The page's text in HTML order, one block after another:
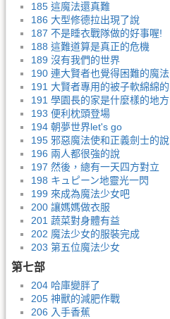
185 這魔法還真難
186 大型修德拉出現了說
187 不是睡衣戰隊做的好事喔!
188 這難道算是真正的危機
189 沒有我們的世界
190 連大賢者也覺得困難的魔法
191 大賢者專用的被子軟綿綿的
191 學園長的家是什麼樣的地方
193 便利枕頭登場
194 朝夢世界let's go
195 邪惡魔法使和正義劍士的說
196 兩人都很強的說
197 然後，總有一天四方對立
198 キュピーン地靈光一閃
199 來成為魔法少女吧
200 讓媽媽做衣服
201 蔬菜對身體有益
202 魔法少女的服裝完成
203 第五位魔法少女
第七部
204 哈庫變胖了
205 神獸的減肥作戰
206 入手香蕉